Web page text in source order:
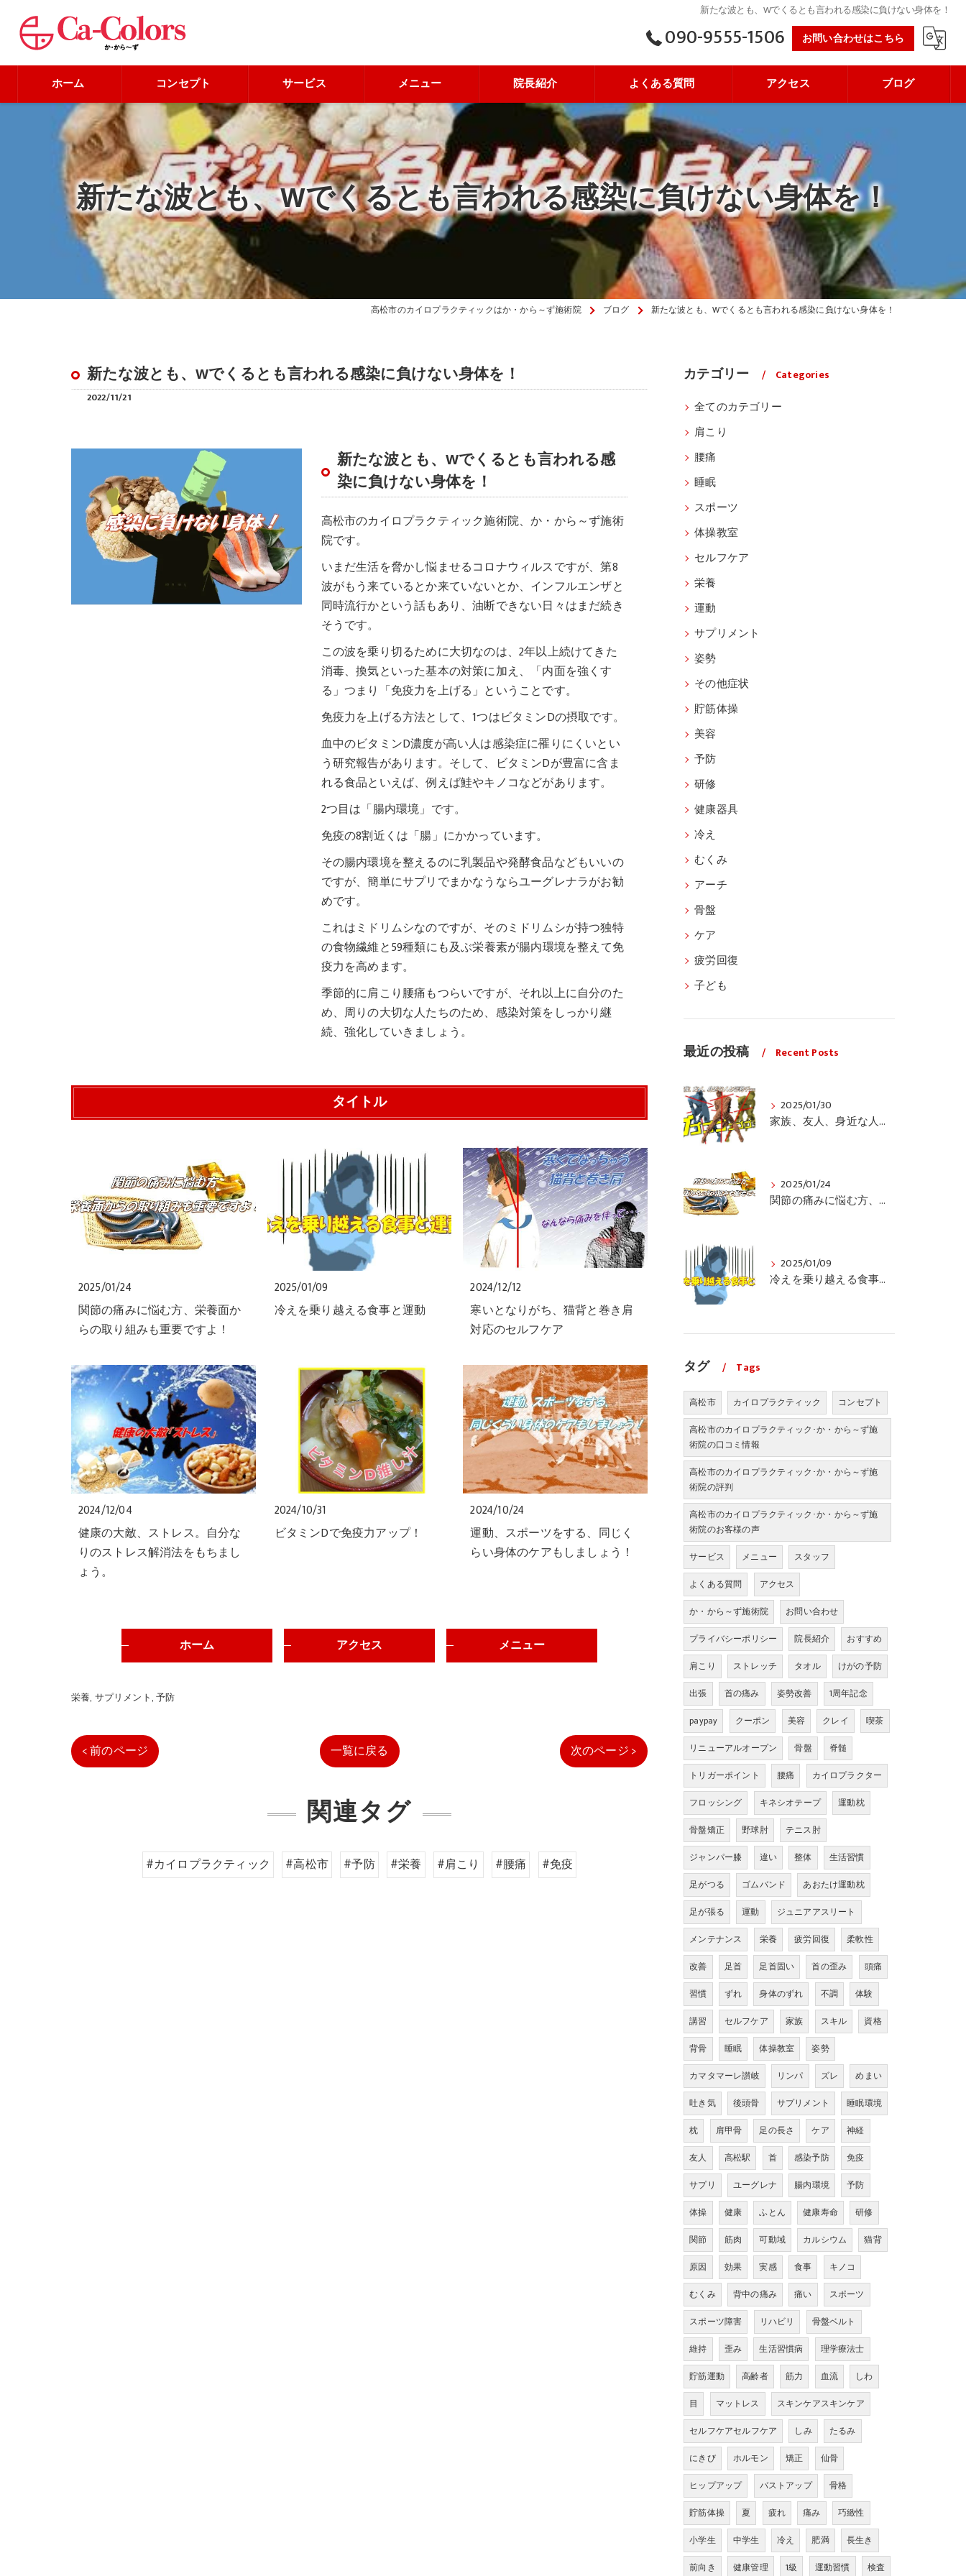
新たな波とも、Wでくるとも言われる感染に負けない身体を！
090-9555-1506 お問い合わせはこちら
ホーム コンセプト サービス メニュー 院長紹介 よくある質問 アクセス ブログ
新たな波とも、Wでくるとも言われる感染に負けない身体を！
高松市のカイロプラクティックはか・から～ず施術院 ブログ 新たな波とも、Wでくるとも言われる感染に負けない身体を！
新たな波とも、Wでくるとも言われる感染に負けない身体を！
2022/11/21
新たな波とも、Wでくるとも言われる感
染に負けない身体を！
高松市のカイロプラクティック施術院、か・から～ず施術
院です。
いまだ生活を脅かし悩ませるコロナウィルスですが、第8
波がもう来ているとか来ていないとか、インフルエンザと
同時流行かという話もあり、油断できない日々はまだ続き
そうです。
この波を乗り切るために大切なのは、2年以上続けてきた
消毒、換気といった基本の対策に加え、「内面を強くす
る」つまり「免疫力を上げる」ということです。
免疫力を上げる方法として、1つはビタミンDの摂取です。
血中のビタミンD濃度が高い人は感染症に罹りにくいとい
う研究報告があります。そして、ビタミンDが豊富に含ま
れる食品といえば、例えば鮭やキノコなどがあります。
2つ目は「腸内環境」です。
免疫の8割近くは「腸」にかかっています。
その腸内環境を整えるのに乳製品や発酵食品などもいいの
ですが、簡単にサプリでまかなうならユーグレナラがお勧
めです。
これはミドリムシなのですが、そのミドリムシが持つ独特
の食物繊維と59種類にも及ぶ栄養素が腸内環境を整えて免
疫力を高めます。
季節的に肩こり腰痛もつらいですが、それ以上に自分のた
め、周りの大切な人たちのため、感染対策をしっかり継
続、強化していきましょう。
タイトル
2025/01/24
関節の痛みに悩む方、栄養面か
らの取り組みも重要ですよ！
2025/01/09
冷えを乗り越える食事と運動
2024/12/12
寒いとなりがち、猫背と巻き肩
対応のセルフケア
2024/12/04
健康の大敵、ストレス。自分な
りのストレス解消法をもちまし
ょう。
2024/10/31
ビタミンDで免疫力アップ！
2024/10/24
運動、スポーツをする、同じく
らい身体のケアもしましょう！
ホーム アクセス メニュー
栄養 サプリメント 予防
< 前のページ 一覧に戻る 次のページ >
関連タグ
#カイロプラクティック #高松市 #予防 #栄養 #肩こり #腰痛 #免疫
カテゴリー Categories
全てのカテゴリー
肩こり
腰痛
睡眠
スポーツ
体操教室
セルフケア
栄養
運動
サプリメント
姿勢
その他症状
貯筋体操
美容
予防
研修
健康器具
冷え
むくみ
アーチ
骨盤
ケア
疲労回復
子ども
最近の投稿 Recent Posts
2025/01/30
家族、友人、身近な人の姿勢をちょっと見てみませんか？
2025/01/24
関節の痛みに悩む方、栄養面からの取り組みも重要ですよ！
2025/01/09
冷えを乗り越える食事と運動
タグ Tags
高松市 カイロプラクティック
コンセプト
高松市のカイロプラクティック･か・から～ず施
術院の口コミ情報
高松市のカイロプラクティック･か・から～ず施
術院の評判
高松市のカイロプラクティック･か・から～ず施
術院のお客様の声
サービス
メニュー
スタッフ
よくある質問
アクセス
か・から～ず施術院
お問い合わせ
プライバシーポリシー
院長紹介
おすすめ
肩こり
ストレッチ タオル
けがの予防
出張
首の痛み 姿勢改善
1周年記念
paypay
クーポン 美容 クレイ
喫茶
リニューアルオープン
骨盤
脊髄
トリガーポイント
腰痛
カイロプラクター
フロッシング
キネシオテープ
運動枕
骨盤矯正
野球肘
テニス肘
ジャンパー膝
違い 整体
生活習慣
足がつる
ゴムバンド
あおたけ運動枕
足が張る
運動
ジュニアアスリート
メンテナンス
栄養 疲労回復
柔軟性
改善
足首 足首固い 首の歪み
頭痛
習慣
ずれ 身体のずれ 不調
体験
講習
セルフケア 家族 スキル
資格
背骨
睡眠 体操教室
姿勢
カマタマーレ讃岐
リンパ ズレ
めまい
吐き気
後頭骨 サプリメント
睡眠環境
枕
肩甲骨 足の長さ ケア
神経
友人
高松駅 首 感染予防
免疫
サプリ
ユーグレナ 腸内環境
予防
体操
健康 ふとん 健康寿命
研修
関節
筋肉 可動域 カルシウム
猫背
原因
効果 実感 食事
キノコ
むくみ
背中の痛み 痛い
スポーツ
スポーツ障害
リハビリ
骨盤ベルト
維持
歪み 生活習慣病
理学療法士
貯筋運動
高齢者 筋力 血流
しわ
目
マットレス
スキンケアスキンケア
セルフケアセルフケア
しみ
たるみ
にきび
ホルモン 矯正
仙骨
ヒップアップ
バストアップ
骨格
貯筋体操
夏 疲れ 痛み
巧緻性
小学生
中学生 冷え 肥満
長生き
前向き
健康管理 1級 運動習慣 検査